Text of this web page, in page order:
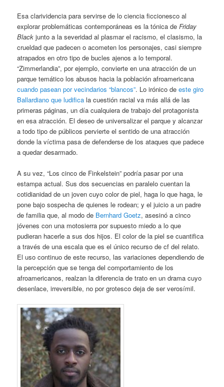
Esa clarividencia para servirse de lo ciencia ficcionesco al
explorar problemáticas contemporáneas es la tónica deFriday
Black junto a la severidad al plasmar el racismo, el clasismo, la
crueldad que padecen o acometen los personajes, casi siempre
atrapados en otro tipo de bucles ajenos a lo temporal.
“Zimmerlandia”, por ejemplo, convierte en una atracción de un
parque temático los abusos hacia la población afroamericana
cuando pasean por vecindarios “blancos”. Lo irónico deeste giro
Ballardiano que ludifica la cuestión racial va más allá de las
primeras páginas, un día cualquiera de trabajo del protagonista
en esa atracción. El deseo de universalizar el parque y alcanzar
a todo tipo de públicos pervierte el sentido de una atracción
donde la víctima pasa de defenderse de los ataques que padece
a quedar desarmado.
A su vez, “Los cinco de Finkelstein” podría pasar por una
estampa actual. Sus dos secuencias en paralelo cuentan la
cotidianidad de un joven cuyo color de piel, haga lo que haga, le
pone bajo sospecha de quienes le rodean; y el juicio a un padre
de familia que, al modo de Bernhard Goetz, asesinó a cinco
jóvenes con una motosierra por supuesto miedo a lo que
pudieran hacerle a sus dos hijos. El color de la piel se cuantifica
a través de una escala que es el único recurso de cf del relato.
El uso continuo de este recurso, las variaciones dependiendo de
la percepción que se tenga del comportamiento de los
afroamericanos, realzan la diferencia de trato en un drama cuyo
desenlace, irreversible, no por grotesco deja de ser verosímil.